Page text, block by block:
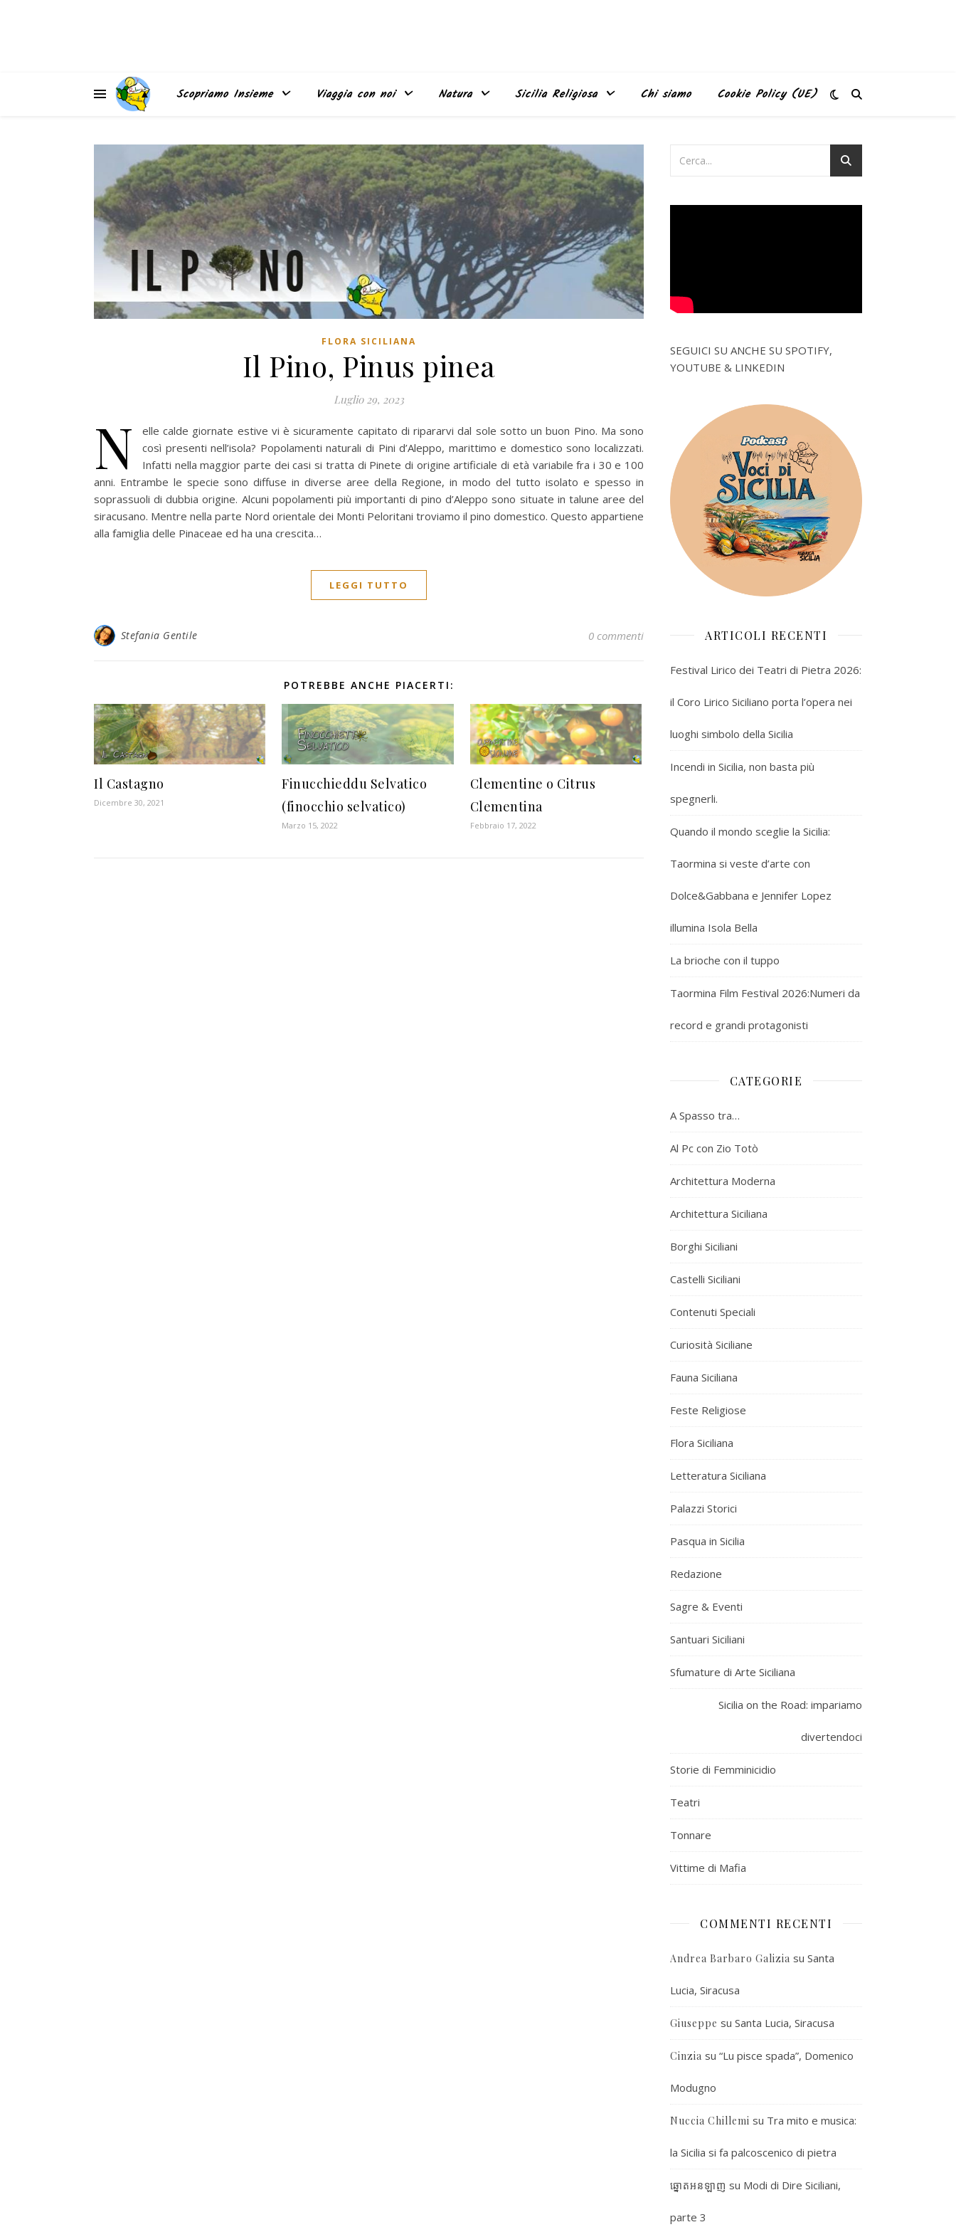
▲ Scopriamo Insieme Viaggia con noi Natura Sicilia Religiosa Chi siamo Cookie Policy (UE)
FLORA SICILIANA
Il Pino, Pinus pinea
Luglio 29, 2023
N
elle calde giornate estive vi è sicuramente capitato di ripararvi dal sole sotto un buon Pino. Ma sono
così presenti nell’isola? Popolamenti naturali di Pini d’Aleppo, marittimo e domestico sono localizzati.
Infatti nella maggior parte dei casi si tratta di Pinete di origine artificiale di età variabile fra i 30 e 100
anni. Entrambe le specie sono diffuse in diverse aree della Regione, in modo del tutto isolato e spesso in
soprassuoli di dubbia origine. Alcuni popolamenti più importanti di pino d’Aleppo sono situate in talune aree del
siracusano. Mentre nella parte Nord orientale dei Monti Peloritani troviamo il pino domestico. Questo appartiene
alla famiglia delle Pinaceae ed ha una crescita…
LEGGI TUTTO
Stefania Gentile 0 commenti
POTREBBE ANCHE PIACERTI:
Il Castagno
Dicembre 30, 2021
Finucchieddu Selvatico
(finocchio selvatico)
Marzo 15, 2022
Clementine o Citrus
Clementina
Febbraio 17, 2022
SEGUICI SU ANCHE SU SPOTIFY,
YOUTUBE & LINKEDIN
ARTICOLI RECENTI
Festival Lirico dei Teatri di Pietra 2026:
il Coro Lirico Siciliano porta l’opera nei
luoghi simbolo della Sicilia
Incendi in Sicilia, non basta più
spegnerli.
Quando il mondo sceglie la Sicilia:
Taormina si veste d’arte con
Dolce&Gabbana e Jennifer Lopez
illumina Isola Bella
La brioche con il tuppo
Taormina Film Festival 2026:Numeri da
record e grandi protagonisti
CATEGORIE
A Spasso tra…
Al Pc con Zio Totò
Architettura Moderna
Architettura Siciliana
Borghi Siciliani
Castelli Siciliani
Contenuti Speciali
Curiosità Siciliane
Fauna Siciliana
Feste Religiose
Flora Siciliana
Letteratura Siciliana
Palazzi Storici
Pasqua in Sicilia
Redazione
Sagre & Eventi
Santuari Siciliani
Sfumature di Arte Siciliana
Sicilia on the Road: impariamo
divertendoci
Storie di Femminicidio
Teatri
Tonnare
Vittime di Mafia
COMMENTI RECENTI
Andrea Barbaro Galizia su Santa
Lucia, Siracusa
Giuseppe su Santa Lucia, Siracusa
Cinzia su “Lu pisce spada”, Domenico
Modugno
Nuccia Chillemi su Tra mito e musica:
la Sicilia si fa palcoscenico di pietra
ឆ្នោតអនឡាញ su Modi di Dire Siciliani,
parte 3